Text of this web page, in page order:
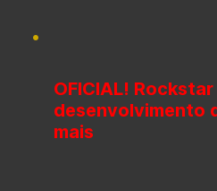
OFICIAL!
desenvolvimento
mais